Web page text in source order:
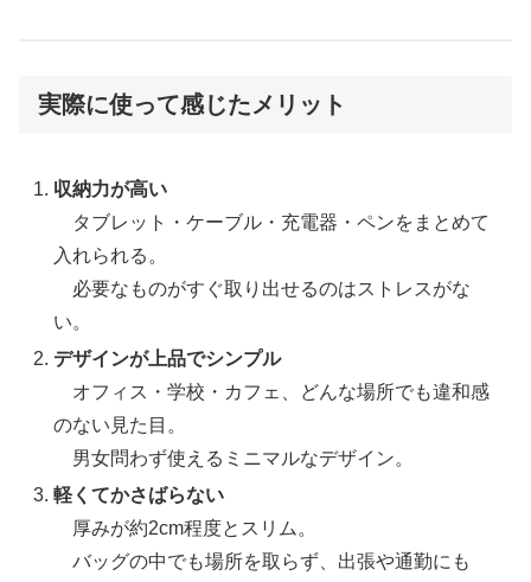
実際に使って感じたメリット
収納力が高い
タブレット・ケーブル・充電器・ペンをまとめて
入れられる。
必要なものがすぐ取り出せるのはストレスがな
い。
デザインが上品でシンプル
オフィス・学校・カフェ、どんな場所でも違和感
のない見た目。
男女問わず使えるミニマルなデザイン。
軽くてかさばらない
厚みが約2cm程度とスリム。
バッグの中でも場所を取らず、出張や通勤にも